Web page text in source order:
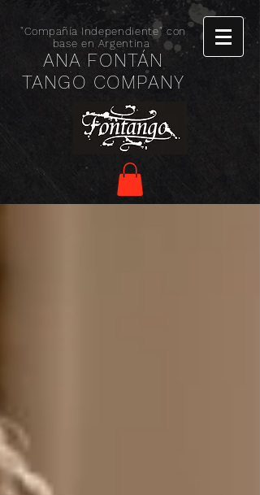
"Compañía Independiente" con
base en Argentina
ANA FONTÁN
TANGO COMPANY